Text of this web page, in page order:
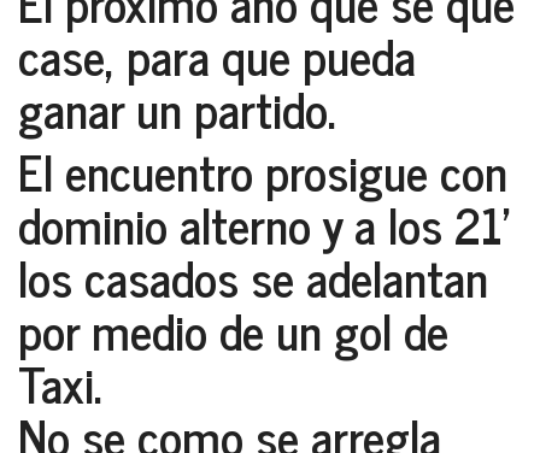
case, para que pueda
ganar un partido.
El encuentro prosigue con
dominio alterno y a los 21’
los casados se adelantan
por medio de un gol de
Taxi.
No se como se arregla